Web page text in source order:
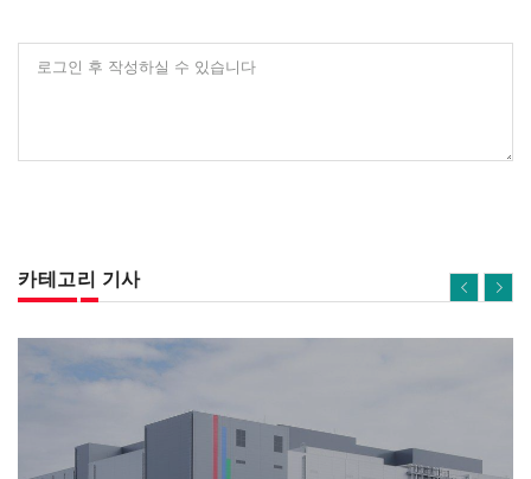
로그인 후 작성하실 수 있습니다
카테고리 기사